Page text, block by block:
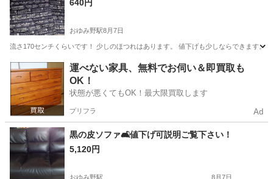
640円
おゆみ野駅8月7日
流さ170センチくらいです！ 少しのほつれはあります。 値下げも少しならできます。
千葉 千葉市 おゆみ野駅 カーテン、ブラインド カーテン
運べない家具、無料でお伺い＆即買取も
OK！
状態が悪くてもOK！最大限買取します
プリフラ Ad
黒の皮ソファ🛋値下げ可説明ご覧下さい！
5,120円
おゆみ野駅 8月7日